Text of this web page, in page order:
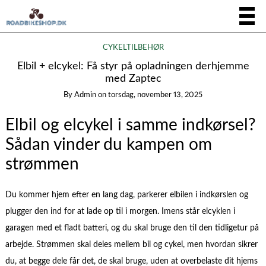
CYKELTILBEHØR
Elbil + elcykel: Få styr på opladningen derhjemme
med Zaptec
By Admin on torsdag, november 13, 2025
Elbil og elcykel i samme indkørsel?
Sådan vinder du kampen om
strømmen
Du kommer hjem efter en lang dag, parkerer elbilen i indkørslen og
plugger den ind for at lade op til i morgen. Imens står elcyklen i
garagen med et fladt batteri, og du skal bruge den til den tidligetur på
arbejde. Strømmen skal deles mellem bil og cykel, men hvordan sikrer
du, at begge dele får det, de skal bruge, uden at overbelaste dit hjems